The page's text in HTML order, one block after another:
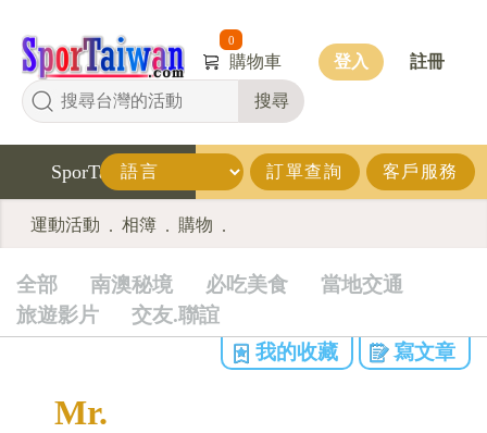
搜尋
0
購物車 登入 註冊
SporTaiwan 訂單查詢 客戶服務
運動活動 . 相簿 . 購物 .
全部 南澳秘境 必吃美食
當地交通
旅遊影片
交友.聯誼
我的收藏
寫文章
Mr.